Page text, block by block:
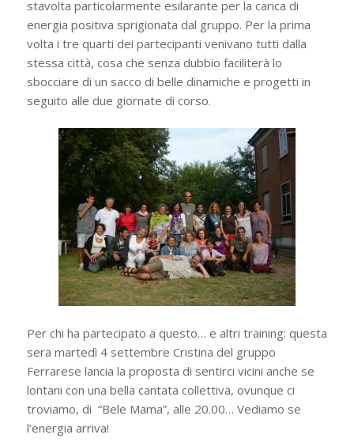
stavolta particolarmente esilarante per la carica di
energia positiva sprigionata dal gruppo. Per la prima
volta i tre quarti dei partecipanti venivano tutti dalla
stessa città, cosa che senza dubbio faciliterà lo
sbocciare di un sacco di belle dinamiche e progetti in
seguito alle due giornate di corso.
Per chi ha partecipato a questo… e altri training: questa
sera martedì 4 settembre Cristina del gruppo
Ferrarese lancia la proposta di sentirci vicini anche se
lontani con una bella cantata collettiva, ovunque ci
troviamo, di “Bele Mama”, alle 20.00… Vediamo se
l’energia arriva!